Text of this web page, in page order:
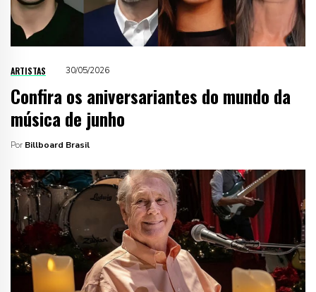
ARTISTAS 30/05/2026
Confira os aniversariantes do mundo da
música de junho
Por Billboard Brasil